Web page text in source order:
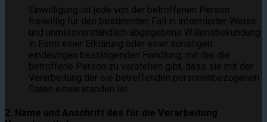
Einwilligung ist jede von der betroffenen Person
freiwillig für den bestimmten Fall in informierter Weise
und unmissverständlich abgegebene Willensbekundung
in Form einer Erklärung oder einer sonstigen
eindeutigen bestätigenden Handlung, mit der die
betroffene Person zu verstehen gibt, dass sie mit der
Verarbeitung der sie betreffenden personenbezogenen
Daten einverstanden ist.
2. Name und Anschrift des für die Verarbeitung